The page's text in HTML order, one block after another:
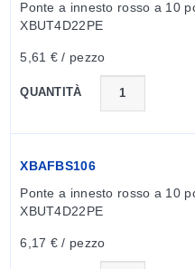
Ponte a innesto rosso a 10
XBUT4D22PE
5,61 € / pezzo
QUANTITÀ
XBAFBS106
Ponte a innesto rosso a 10
XBUT4D22PE
6,17 € / pezzo